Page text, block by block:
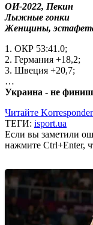
ОИ-2022, Пекин
Лыжные гонки
Женщины,
1. ОКР 53:41.0;
2. Германия +18,2;
3. Швеция +20,7;
…
Украина - не
Читайте
ТЕГИ: isport.ua
Если вы заметили
нажмите Ctrl+Enter,